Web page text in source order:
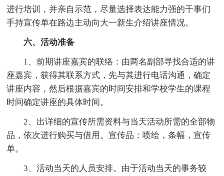
进行培训，并亲自示范，尽量选择表达能力强的干事们
手持宣传单在路边主动向大一新生介绍讲座情况。
六、活动准备
1、前期讲座嘉宾的联络：由两名副部寻找合适的讲
座嘉宾，获得其联系方式，先与其进行电话沟通，确定
讲座内容，然后根据嘉宾的时间安排和学校学生的课程
时间确定讲座的具体时间。
2、出详细的宣传所需资料与当天活动所需的全部物
品，依次进行购买与借用。宣传品：喷绘，条幅，宣传
单。
3、活动当天的人员安排。由于活动当天的事务较